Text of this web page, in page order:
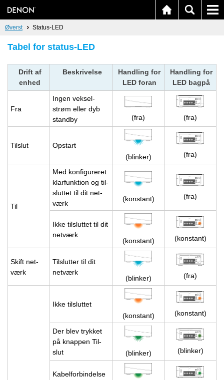
Øverst Status-LED
Tabel for status-LED
Drift af
enhed
Be­skri­vel­se
Hand­ling for
LED foran
Hand­ling for
LED bagpå
Fra
Ingen vek­sel­
strøm eller dyb
stand­by
(fra) (fra)
Til­slut
Op­start
(blin­ker)
(fra)
Til
Med kon­fi­gu­re­ret
klar­funk­tion og til­
slut­tet til dit net­
værk
(kon­stant) (fra)
Ikke til­slut­tet til dit
net­værk
(kon­stant) (kon­stant)
Skift net­
værk
Til­slut­ter til dit
net­værk
(blin­ker) (fra)
Ikke til­slut­tet
(kon­stant)
(kon­stant)
Der blev tryk­ket
på knap­pen Til­
slut
(blin­ker) (blin­ker)
Ka­bel­for­bin­del­se